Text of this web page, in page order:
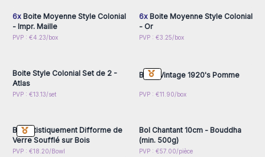
6xBoite Moyenne Style Colonial
- Impr. Maille
PVP : €4.23/box
6xBoite Moyenne Style Colonial
- Or
PVP : €3.25/box
Connectez-vous ou
Boite Style Colonial Set de 2 -
Atlas
PVP : €13.13/set
Connectez-vous ou
Boite Vintage 1920's Pomme
PVP : €11.90/box
Connectez-vous ou
Bol Artistiquement Difforme de
Verre Soufflé sur Bois
PVP : €18.20/Bowl
Connectez-vous ou
Bol Chantant 10cm - Bouddha
(min. 500g)
PVP : €57.00/pièce
Connectez-vous ou
Connectez-vous ou